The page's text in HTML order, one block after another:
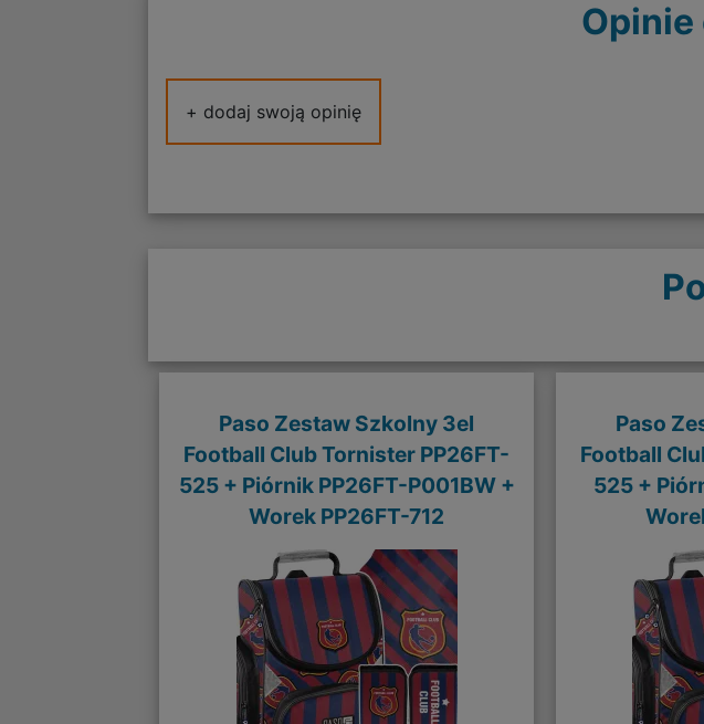
+ dodaj swoją opinię
Paso Zestaw Szkolny 3el
Football Club Tornister PP26FT-
525 + Piórnik PP26FT-P001BW +
Worek PP26FT-712
Paso
Football
525 +